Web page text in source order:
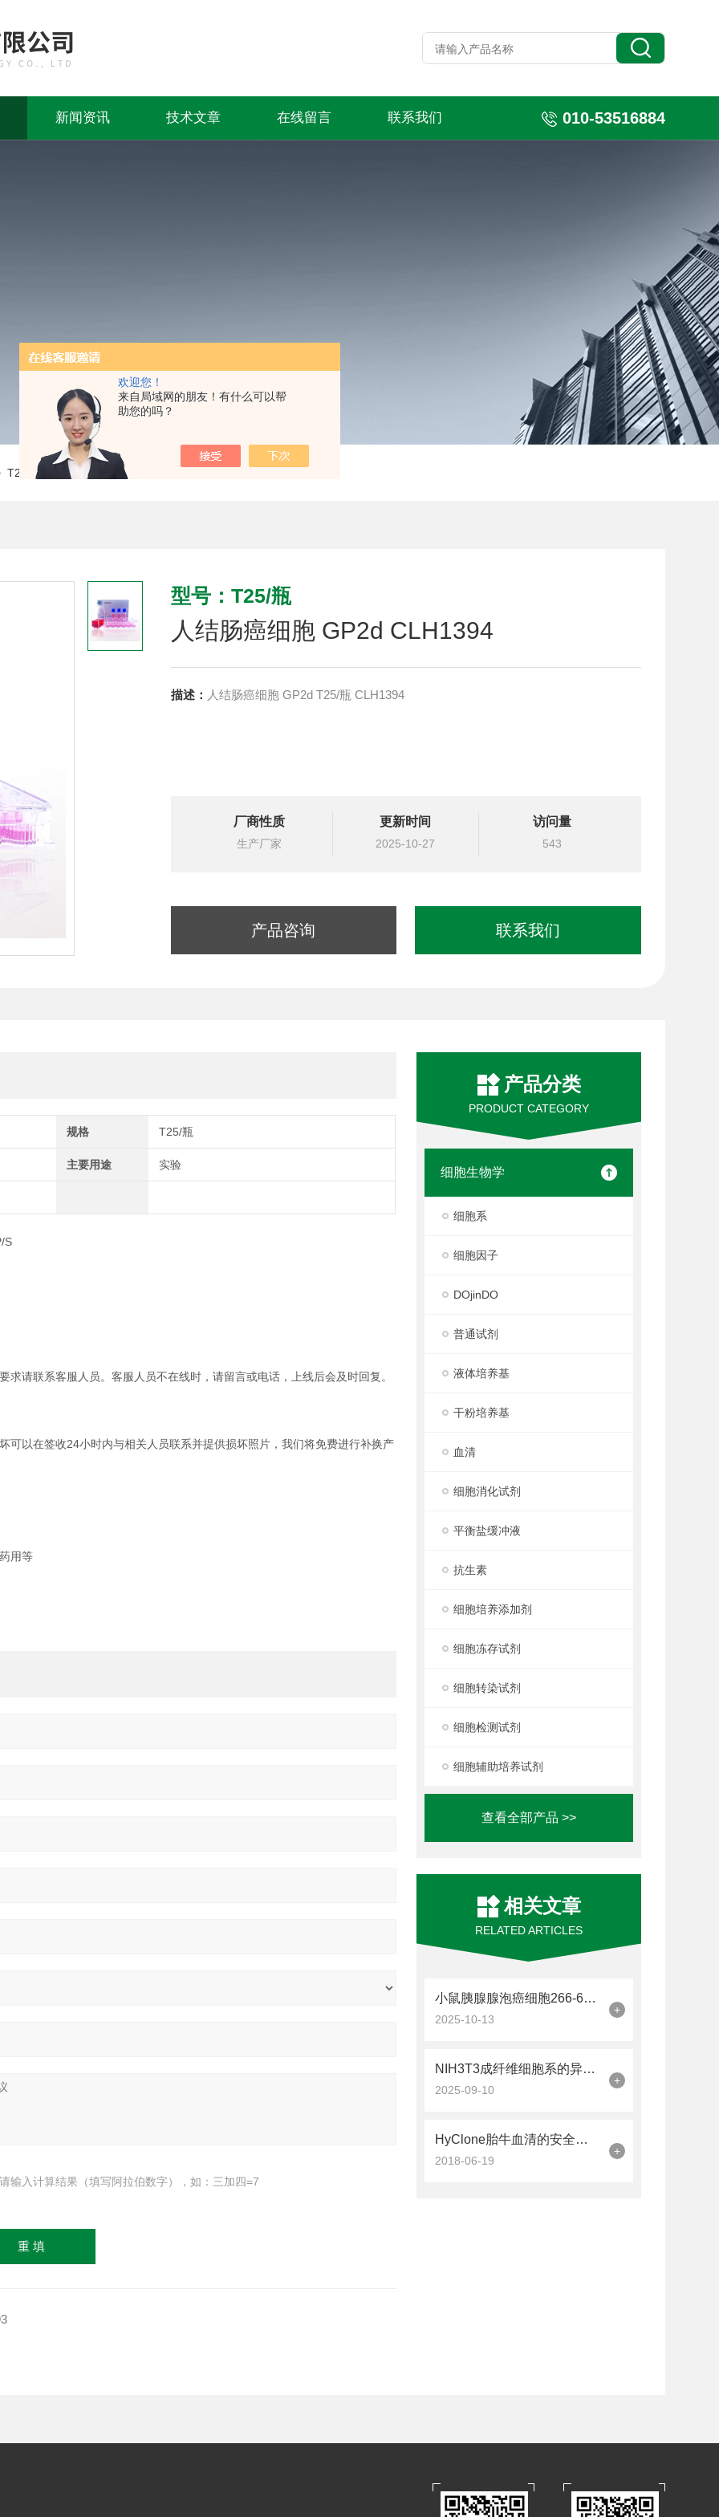
欢迎您！
来自局域网的朋友！有什么可以帮
助您的吗？
新闻资讯 技术文章 在线留言 联系我们 010-53516884
瓶人结肠癌细胞 GP2d CLH1394
型号：T25/瓶
人结肠癌细胞 GP2d CLH1394
描述： 人结肠癌细胞 GP2d T25/瓶 CLH1394
厂商性质
生产厂家
更新时间
2025-10-27
访问量
543
产品咨询 联系我们
产品分类
PRODUCT CATEGORY
细胞生物学
细胞系
细胞因子
DOjinDO
普通试剂
液体培养基
干粉培养基
血清
细胞消化试剂
平衡盐缓冲液
抗生素
细胞培养添加剂
细胞冻存试剂
细胞转染试剂
细胞检测试剂
细胞辅助培养试剂
查看全部产品 >>
相关文章
RELATED ARTICLES
小鼠胰腺腺泡癌细胞266-6的培养和鉴定方法
2025-10-13
+
NIH3T3成纤维细胞系的异质性解析
2025-09-10
+
HyClone胎牛血清的安全性很重要
2018-06-19
+
规格 T25/瓶
主要用途 实验
S
请联系客服人员。客服人员不在线时，请留言或电话，上线后会及时回复。
可以在签收24小时内与相关人员联系并提供损坏照片，我们将免费进行补换产
用等
请输入计算结果（填写阿拉伯数字），如：三加四=7